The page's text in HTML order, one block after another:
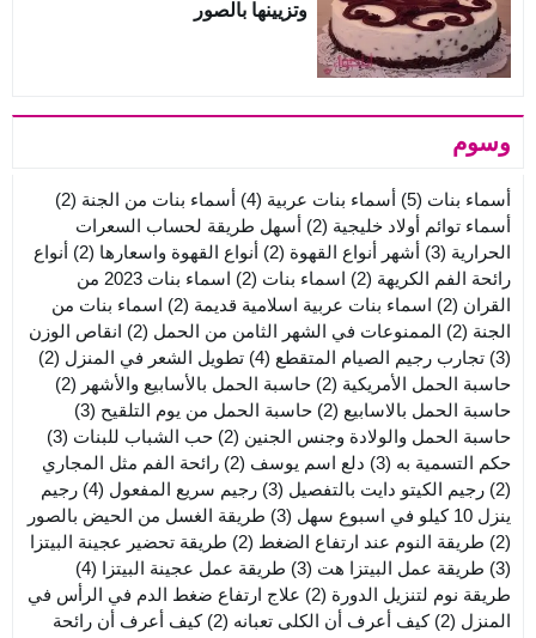
وتزيينها بالصور
وسوم
أسماء بنات (5) أسماء بنات عربية (4) أسماء بنات من الجنة (2)
أسماء توائم أولاد خليجية (2)
أسهل طريقة لحساب السعرات
الحرارية (3) أشهر أنواع القهوة (2) أنواع القهوة واسعارها (2)
أنواع
رائحة الفم الكريهة (2) اسماء بنات (2)
اسماء بنات 2023 من
القران (2) اسماء بنات عربية اسلامية قديمة (2)
اسماء بنات من
الجنة (2) الممنوعات في الشهر الثامن من الحمل (2)
انقاص الوزن
(3)
تجارب رجيم الصيام المتقطع (4) تطويل الشعر في المنزل (2)
حاسبة الحمل الأمريكية (2) حاسبة الحمل بالأسابيع والأشهر (2)
حاسبة الحمل بالاسابيع (2) حاسبة الحمل من يوم التلقيح (3)
حاسبة الحمل والولادة وجنس الجنين (2) حب الشباب للبنات (3)
حكم التسمية به (3) دلع اسم يوسف (2)
رائحة الفم مثل المجاري
(2)
رجيم الكيتو دايت بالتفصيل (3) رجيم سريع المفعول (4)
رجيم
ينزل 10 كيلو في اسبوع سهل
(3)
طريقة الغسل من الحيض بالصور
(2)
طريقة النوم عند ارتفاع الضغط (2)
طريقة تحضير عجينة البيتزا
(3)
طريقة عمل البيتزا هت (3) طريقة عمل عجينة البيتزا (4)
طريقة نوم لتنزيل الدورة (2)
علاج ارتفاع ضغط الدم في الرأس في
المنزل (2) كيف أعرف أن الكلى تعبانه (2)
كيف أعرف أن رائحة